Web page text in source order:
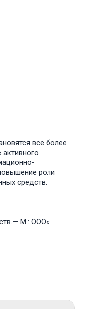
все более
роли
средств.
М.: OOO«